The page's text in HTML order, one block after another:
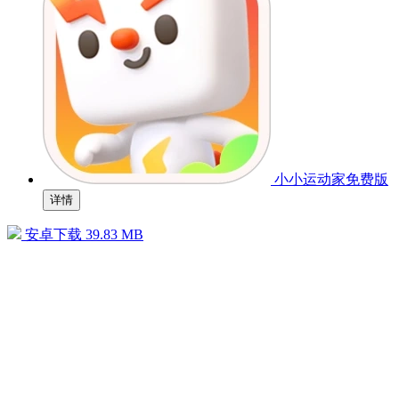
小小运动家免费版
详情
安卓下载 39.83 MB